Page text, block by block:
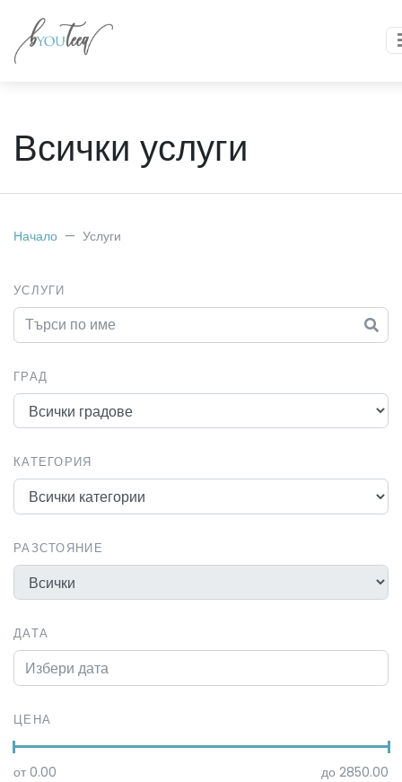
Всички услуги
Начало Услуги
УСЛУГИ
ГРАД
КАТЕГОРИЯ
РАЗСТОЯНИЕ
ДАТА
ЦЕНА
от 0.00 до 2850.00